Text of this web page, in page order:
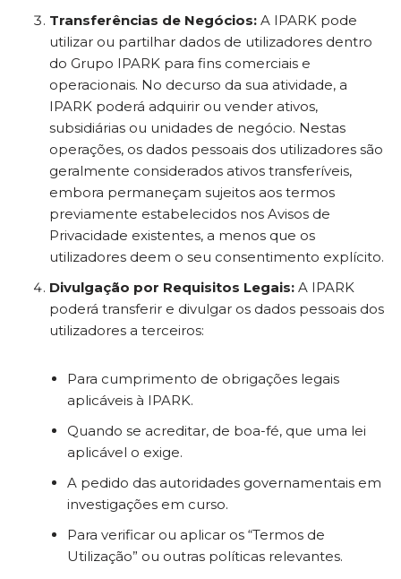
Transferências de Negócios: A IPARK pode
utilizar ou partilhar dados de utilizadores dentro
do Grupo IPARK para fins comerciais e
operacionais. No decurso da sua atividade, a
IPARK poderá adquirir ou vender ativos,
subsidiárias ou unidades de negócio. Nestas
operações, os dados pessoais dos utilizadores são
geralmente considerados ativos transferíveis,
embora permaneçam sujeitos aos termos
previamente estabelecidos nos Avisos de
Privacidade existentes, a menos que os
utilizadores deem o seu consentimento explícito.
Divulgação por Requisitos Legais: A IPARK
poderá transferir e divulgar os dados pessoais dos
utilizadores a terceiros:
Para cumprimento de obrigações legais
aplicáveis à IPARK.
Quando se acreditar, de boa-fé, que uma lei
aplicável o exige.
A pedido das autoridades governamentais em
investigações em curso.
Para verificar ou aplicar os “Termos de
Utilização” ou outras políticas relevantes.